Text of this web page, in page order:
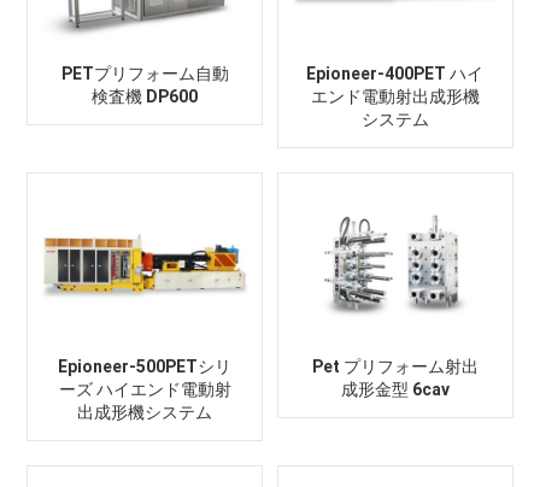
PETプリフォーム自動
検査機 DP600
Epioneer-400PET ハイ
エンド電動射出成形機
システム
Epioneer-500PETシリ
ーズ ハイエンド電動射
出成形機システム
Pet プリフォーム射出
成形金型 6cav